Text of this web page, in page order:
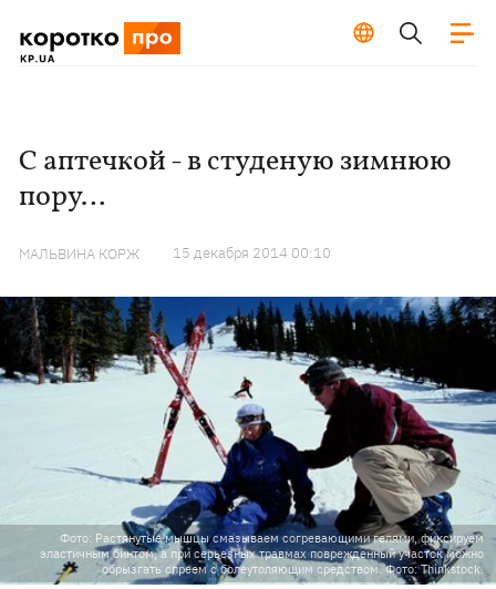
С аптечкой - в студеную зимнюю
пору…
МАЛЬВИНА КОРЖ 15 декабря 2014 00:10
Фото: Растянутые мышцы смазываем согревающими гелями, фиксируем
эластичным бинтом, а при серьезных травмах поврежденный участок можно
обрызгать спреем с болеутоляющим средством. Фото: Thinkstock.